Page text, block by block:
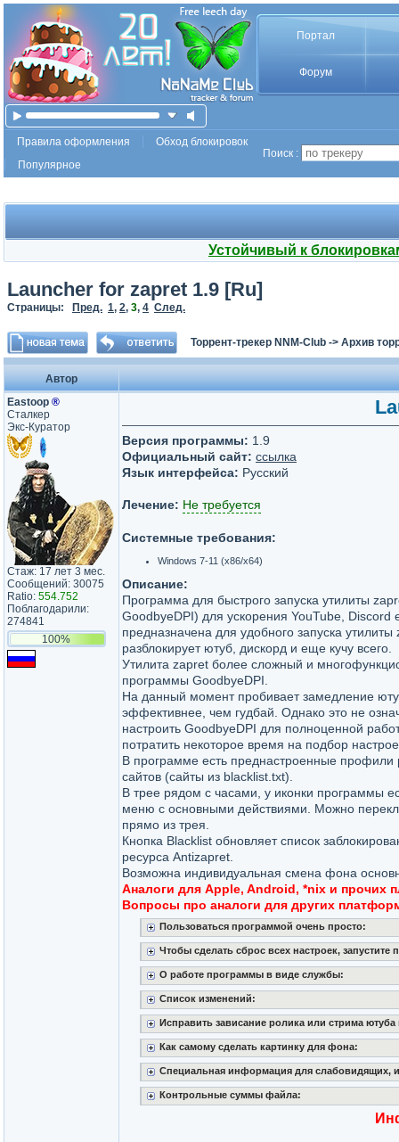
Портал
Форум
Правила оформления
Обход блокировок
Популярное
Поиск :
Устойчивый к
Launcher for zapret 1.9 [Ru]
Страницы: Пред. 1, 2, 3, 4 След.
Торрент-трекер NNM-Club -> Архив
Автор
Eastoop ®
Сталкер
Экс-Куратор
Стаж: 17 лет 3 мес.
Сообщений: 30075
Ratio: 554.752
Поблагодарили:
274841
100%
Версия программы: 1.9
Официальный сайт: ссылка
Язык интерфейса: Русский
Лечение: Не требуется
Системные требования:
Windows 7-11 (x86/x64)
Описание:
Программа для быстрого запуска утилиты
GoodbyeDPI) для ускорения YouTube, Discord
предназначена для удобного запуска утилиты
разблокирует ютуб, дискорд и еще кучу всего.
Утилита zapret более сложный и
программы GoodbyeDPI.
На данный момент пробивает замедление
эффективнее, чем гудбай. Однако это не
настроить GoodbyeDPI для полноценной
потратить некоторое время на подбор
В программе есть преднастроенные профили
сайтов (сайты из blacklist.txt).
В трее рядом с часами, у иконки программы
меню с основными действиями. Можно
прямо из трея.
Кнопка Blacklist обновляет список
ресурса Antizapret.
Возможна индивидуальная смена фона
Аналоги для Apple, Android, *nix и прочих
Вопросы про аналоги для других
Пользоваться программой очень просто:
Чтобы сделать сброс всех настроек,
О работе программы в виде службы:
Список изменений:
Исправить зависание ролика или стрима ютуба
Как самому сделать картинку для фона:
Специальная информация для слабовидящих,
Контрольные суммы файла: